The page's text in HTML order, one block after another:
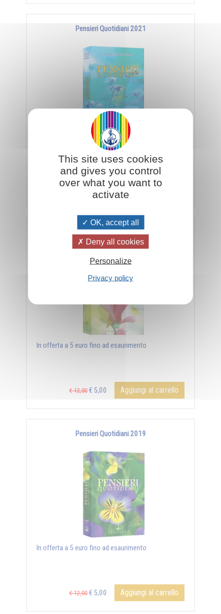
Pensieri Quotidiani 2021
In offerta a 5 euro fino ad esaurimento
€ 12,00 € 5,00 Aggiungi al carrello
Pensieri Quotidiani 2020
In offerta a 5 euro fino ad esaurimento
€ 12,00 € 5,00 Aggiungi al carrello
Pensieri Quotidiani 2019
In offerta a 5 euro fino ad esaurimento
€ 12,00 € 5,00 Aggiungi al carrello
This site uses cookies
and gives you control
over what you want to
activate
OK, accept all
Deny all cookies
Personalize
Privacy policy